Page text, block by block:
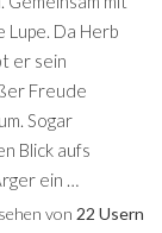
Lupe. Da Herb
er sein
Freude
Sogar
Blick aufs
ein …
von 22 Usern